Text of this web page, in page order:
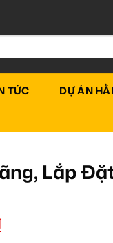
TỨC DỰ ÁN
Lắp